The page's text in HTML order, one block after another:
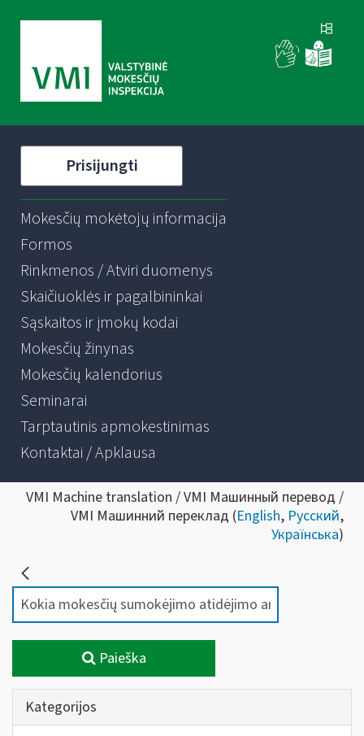
Prisijungti
Mokesčių mokėtojų informacija
Formos
Rinkmenos / Atviri duomenys
Skaičiuoklės ir pagalbininkai
Sąskaitos ir įmokų kodai
Mokesčių žinynas
Mokesčių kalendorius
Seminarai
Tarptautinis apmokestinimas
Kontaktai / Apklausa
VMI Machine translation / VMI Машинный перевод /
VMI Машинний переклад (English, Русский,
Українська)
Paieška
Kategorijos